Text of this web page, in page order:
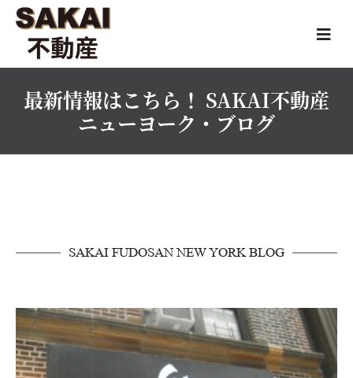
最新情報はこちら！ SAKAI不動産
ニューヨーク・ブログ
SAKAI FUDOSAN NEW YORK BLOG